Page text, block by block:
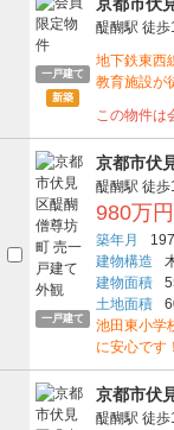
一戸建て
新築
醍醐駅 徒歩
地下鉄東西
教育施設が
この物件は
一戸建て
京都市伏
醍醐駅 徒歩
980万円
築年月
建物構造
建物面積
土地面積
池田東小学
に安心です
京都市伏
醍醐駅 徒歩